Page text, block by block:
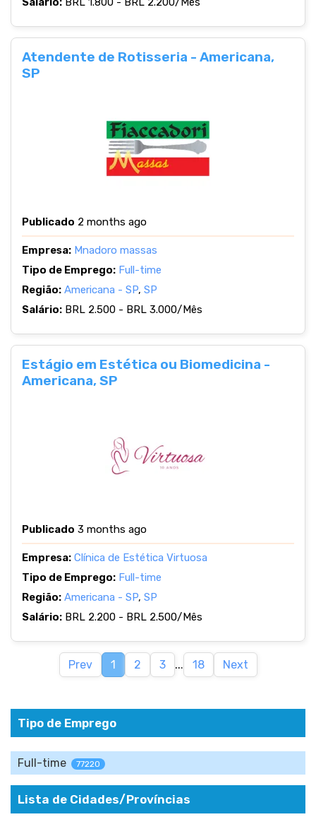
Atendente de Rotisseria - Americana,
SP
Publicado 2 months ago
Empresa: Mnadoro massas
Tipo de Emprego: Full-time
Região: Americana - SP, SP
Salário: BRL 2.500 - BRL 3.000/Mês
Estágio em Estética ou Biomedicina -
Americana, SP
Publicado 3 months ago
Empresa: Clínica de Estética Virtuosa
Tipo de Emprego: Full-time
Região: Americana - SP, SP
Salário: BRL 2.200 - BRL 2.500/Mês
Prev 1 2 3 ... 18 Next
Tipo de Emprego
Full-time 77220
Lista de Cidades/Províncias